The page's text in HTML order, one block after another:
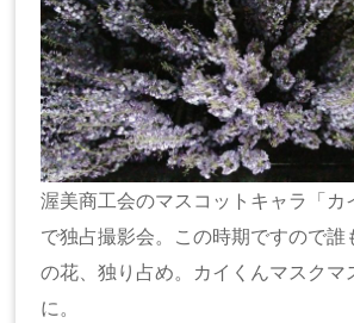
渥美商工会のマスコットキャラ「カ
で独占撮影会。この時期ですので誰
の花、独り占め。カイくんマスクマ
に。